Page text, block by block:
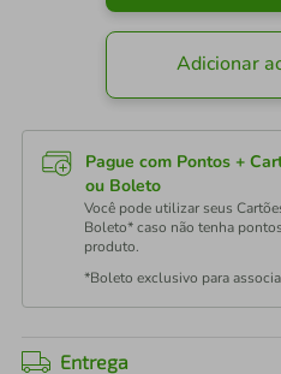
Adicionar
Pague com Pontos +
ou Boleto
Você pode utilizar seus
Boleto* caso não tenha
produto.
*Boleto exclusivo para
Entrega